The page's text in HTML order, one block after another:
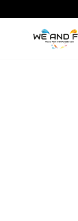
ai contenuti